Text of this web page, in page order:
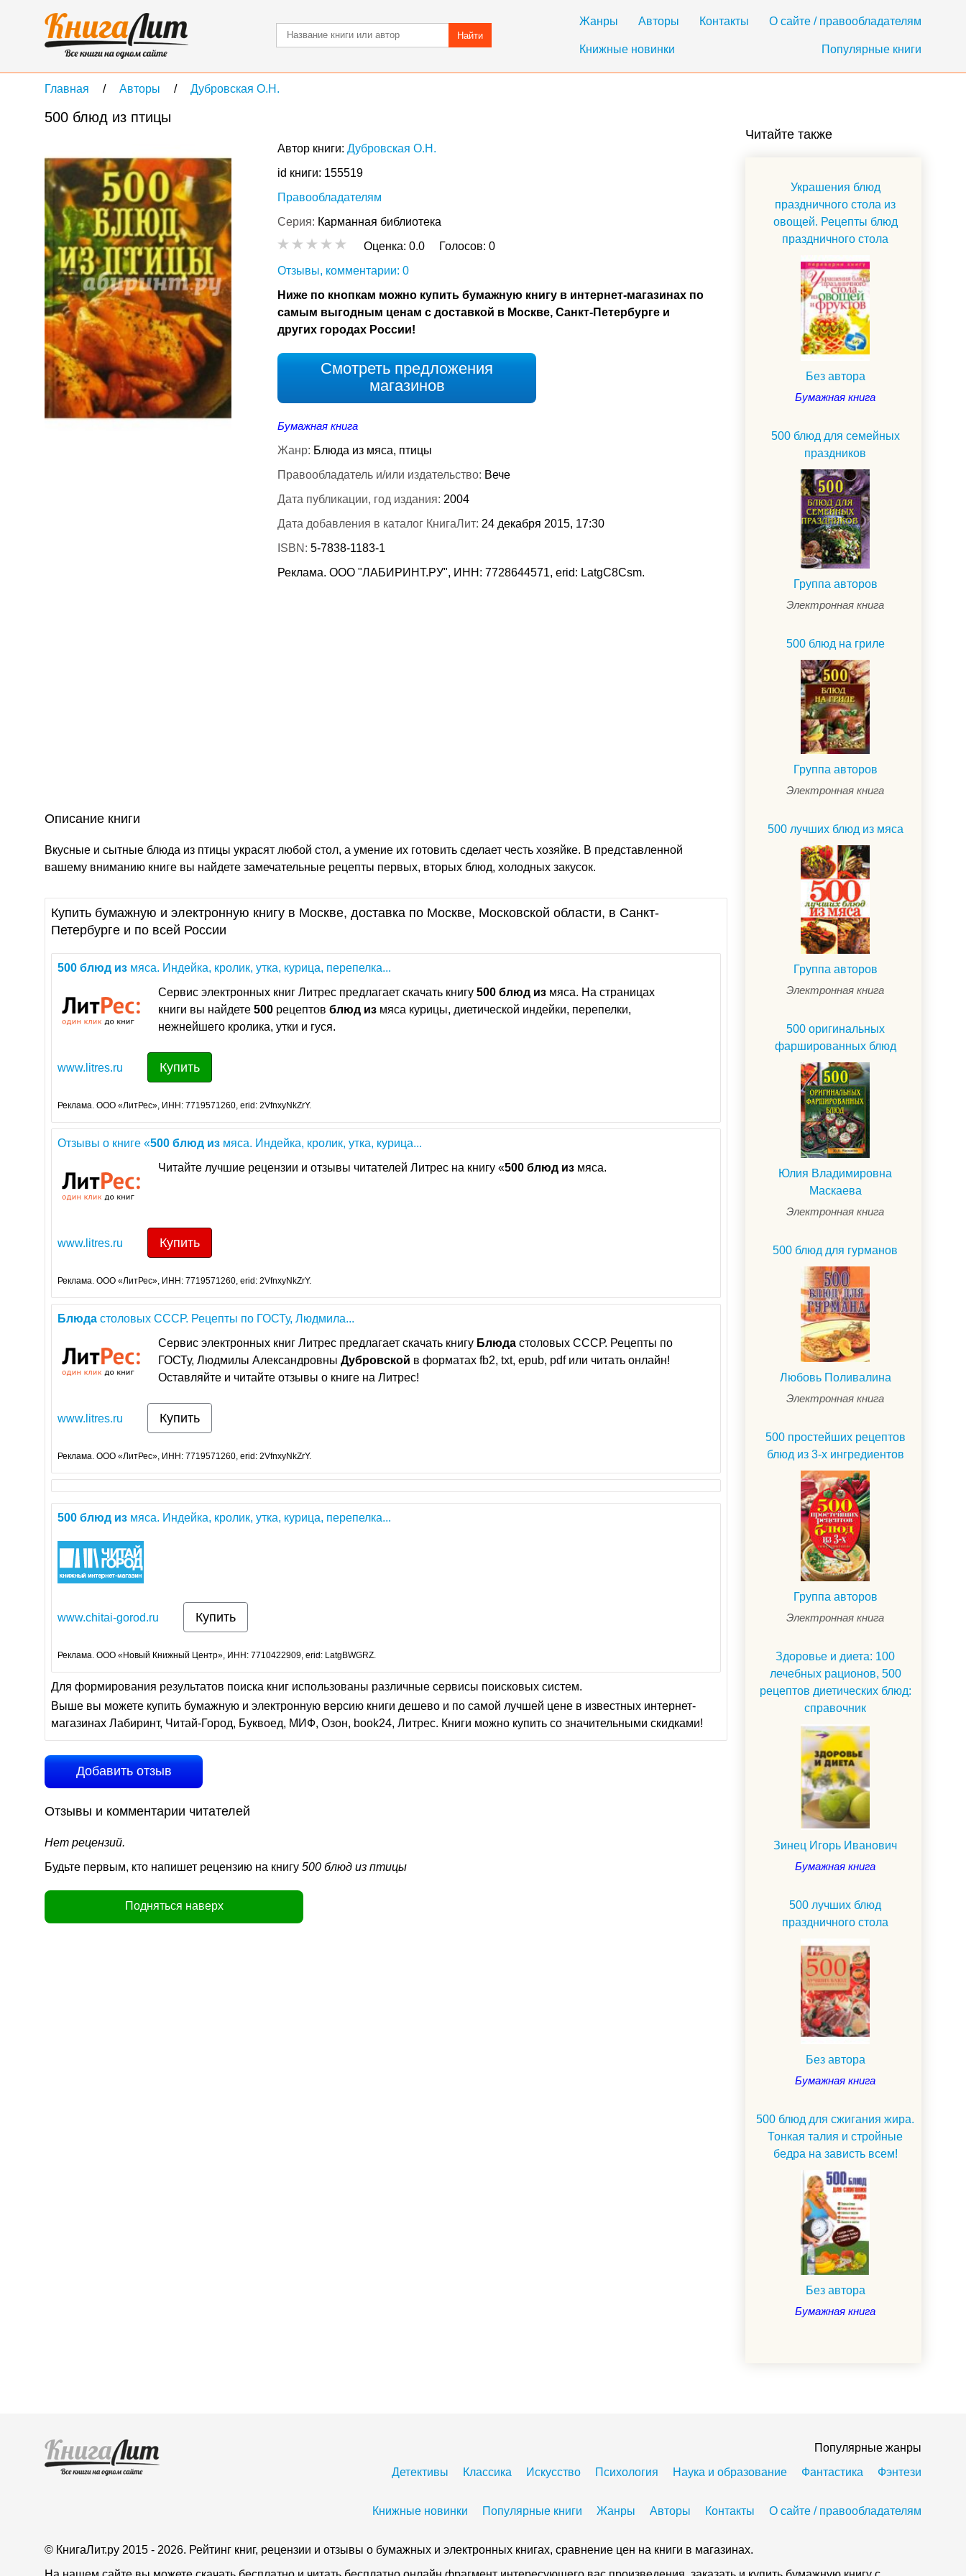
Жанры Авторы Контакты О сайте / правообладателям
Книжные новинки Популярные книги
Найти
Главная Авторы Дубровская О.Н.
500 блюд из птицы
Автор книги: Дубровская О.Н.
id книги: 155519
Правообладателям
Серия: Карманная библиотека
Оценка: 0.0 Голосов: 0
Отзывы, комментарии: 0
Ниже по кнопкам можно купить бумажную книгу в интернет-магазинах по
самым выгодным ценам с доставкой в Москве, Санкт-Петербурге и
других городах России!
Смотреть предложения
магазинов
Бумажная книга
Жанр: Блюда из мяса, птицы
Правообладатель и/или издательство: Вече
Дата публикации, год издания: 2004
Дата добавления в каталог КнигаЛит: 24 декабря 2015, 17:30
ISBN: 5-7838-1183-1
Реклама. ООО "ЛАБИРИНТ.РУ", ИНН: 7728644571, erid: LatgC8Csm.
Описание книги
Вкусные и сытные блюда из птицы украсят любой стол, а умение их готовить сделает честь хозяйке. В представленной
вашему вниманию книге вы найдете замечательные рецепты первых, вторых блюд, холодных закусок.
Купить бумажную и электронную книгу в Москве, доставка по Москве, Московской области, в Санкт-
Петербурге и по всей России
500 блюд из мяса. Индейка, кролик, утка, курица, перепелка...
Сервис электронных книг Литрес предлагает скачать книгу 500 блюд из мяса. На страницах
книги вы найдете 500 рецептов блюд из мяса курицы, диетической индейки, перепелки,
нежнейшего кролика, утки и гуся.
www.litres.ru Купить
Реклама. ООО «ЛитРес», ИНН: 7719571260, erid: 2VfnxyNkZrY.
Отзывы о книге «500 блюд из мяса. Индейка, кролик, утка, курица...
Читайте лучшие рецензии и отзывы читателей Литрес на книгу «500 блюд из мяса.
www.litres.ru Купить
Реклама. ООО «ЛитРес», ИНН: 7719571260, erid: 2VfnxyNkZrY.
Блюда столовых СССР. Рецепты по ГОСТу, Людмила...
Сервис электронных книг Литрес предлагает скачать книгу Блюда столовых СССР. Рецепты по
ГОСТу, Людмилы Александровны Дубровской в форматах fb2, txt, epub, pdf или читать онлайн!
Оставляйте и читайте отзывы о книге на Литрес!
www.litres.ru Купить
Реклама. ООО «ЛитРес», ИНН: 7719571260, erid: 2VfnxyNkZrY.
500 блюд из мяса. Индейка, кролик, утка, курица, перепелка...
www.chitai-gorod.ru Купить
Реклама. ООО «Новый Книжный Центр», ИНН: 7710422909, erid: LatgBWGRZ.
Для формирования результатов поиска книг использованы различные сервисы поисковых систем.
Выше вы можете купить бумажную и электронную версию книги дешево и по самой лучшей цене в известных интернет-
магазинах Лабиринт, Читай-Город, Буквоед, МИФ, Озон, book24, Литрес. Книги можно купить со значительными скидками!
Добавить отзыв
Отзывы и комментарии читателей
Нет рецензий.
Будьте первым, кто напишет рецензию на книгу 500 блюд из птицы
Подняться наверх
Читайте также
Украшения блюд
праздничного стола из
овощей. Рецепты блюд
праздничного стола
Без автора
Бумажная книга
500 блюд для семейных
праздников
Группа авторов
Электронная книга
500 блюд на гриле
Группа авторов
Электронная книга
500 лучших блюд из мяса
Группа авторов
Электронная книга
500 оригинальных
фаршированных блюд
Юлия Владимировна
Маскаева
Электронная книга
500 блюд для гурманов
Любовь Поливалина
Электронная книга
500 простейших рецептов
блюд из 3-х ингредиентов
Группа авторов
Электронная книга
Здоровье и диета: 100
лечебных рационов, 500
рецептов диетических блюд:
справочник
Зинец Игорь Иванович
Бумажная книга
500 лучших блюд
праздничного стола
Без автора
Бумажная книга
500 блюд для сжигания жира.
Тонкая талия и стройные
бедра на зависть всем!
Без автора
Бумажная книга
Популярные жанры
Детективы
Классика Искусство Психология Наука и образование Фантастика Фэнтези
Книжные новинки Популярные книги Жанры Авторы Контакты О сайте / правообладателям
© КнигаЛит.ру 2015 - 2026. Рейтинг книг, рецензии и отзывы о бумажных и электронных книгах, сравнение цен на книги в магазинах.